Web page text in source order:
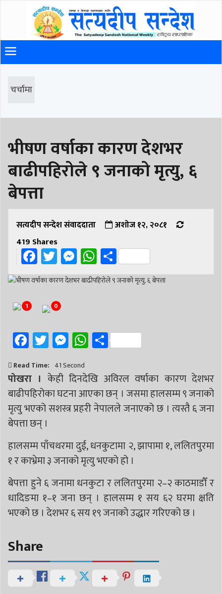
चर्चामा
भीषण वर्षाका कारण देशभर
बाढीपहिरोले ९ जनाको मृत्यु, ६
बेपत्ता
सत्यदीप सन्देश संवाददाता
अशोज १२, २०८१
419 Shares
Facebook
Twitter
Messenger
WhatsApp
Share
1 0
Facebook
Twitter
Messenger
WhatsApp
Share
Read Time: 41 Second
पोखरा । केही दिनदेखि अविरल वर्षाका कारण देशभर
बाढीपहिरोका घटना आएका छन् । जसमा हालसम्म ९ जनाको
मृत्यु भएको सशस्त्र प्रहरी नेपालले जनाएको छ । त्यस्तै ६ जना
बेपत्ता छन् ।
हालसम्म पाँचथरमा दुई, धनकुटामा २, झापामा १, ललितपुरमा
१ र काभ्रेमा ३ जनाको मृत्यु भएको हो ।
बेपत्ता हुने ६ जनामा धनकुटा र ललितपुरमा २–२ काठमाडौँ र
धादिङमा १–१ जना छन् । हालसम्म १ सय ६२ घरमा क्षति
भएको छ । देशभर ६ सय १९ जनाको उद्धार गरिएको छ ।
Share